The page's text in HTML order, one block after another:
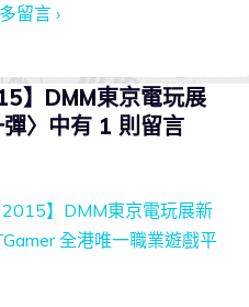
留言 ›
】DMM東京電玩展
〉中有 1 則留言
2015】DMM東京電玩展新
全港唯一職業遊戲平